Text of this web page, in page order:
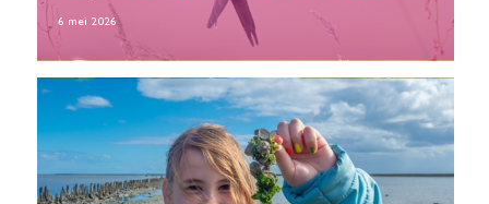
6 mei 2026